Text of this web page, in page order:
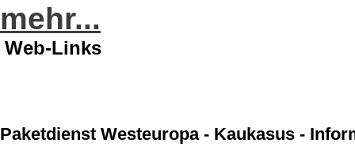
mehr...
Web-Links
Paketdienst Westeuropa - Kaukasus -